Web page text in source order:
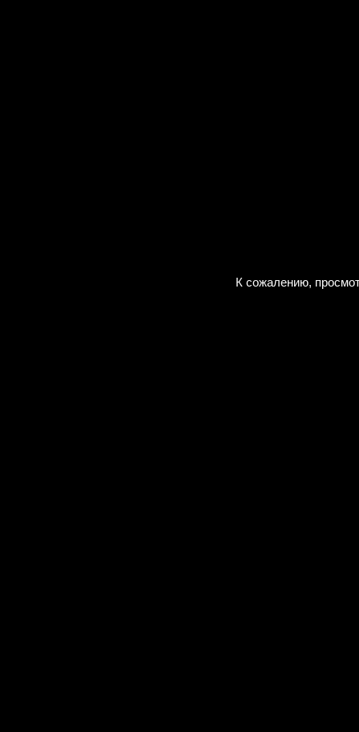
К сожалению,